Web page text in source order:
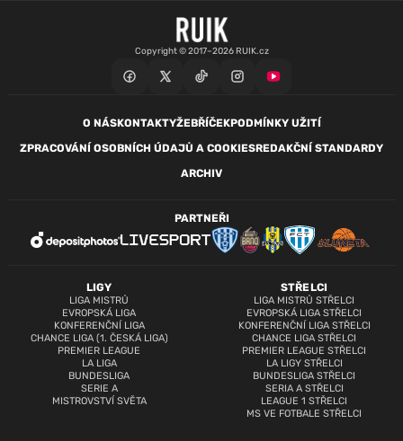
Copyright © 2017–2026 RUIK.cz
O NÁSKONTAKTYŽEBŘÍČEKPODMÍNKY UŽITÍ
ZPRACOVÁNÍ OSOBNÍCH ÚDAJŮ A COOKIESREDAKČNÍ STANDARDY
ARCHIV
LIGY
LIGA MISTRŮ
EVROPSKÁ LIGA
KONFERENČNÍ LIGA
CHANCE LIGA (1. ČESKÁ LIGA)
PREMIER LEAGUE
LA LIGA
BUNDESLIGA
SERIE A
MISTROVSTVÍ SVĚTA
STŘELCI
LIGA MISTRŮ STŘELCI
EVROPSKÁ LIGA STŘELCI
KONFERENČNÍ LIGA STŘELCI
CHANCE LIGA STŘELCI
PREMIER LEAGUE STŘELCI
LA LIGY STŘELCI
BUNDESLIGA STŘELCI
SERIA A STŘELCI
LEAGUE 1 STŘELCI
MS VE FOTBALE STŘELCI
PARTNEŘI